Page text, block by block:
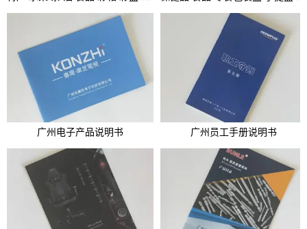
广州电子产品说明书 广州员工手册说明书